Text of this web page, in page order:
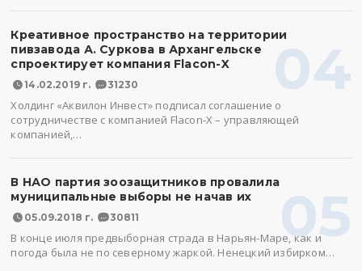
04
Креативное пространство на территории
пивзавода А. Суркова в Архангельске
спроектирует компания Flacon-X
14.02.2019 г. 31230
Холдинг «Аквилон Инвест» подписал соглашение о
сотрудничестве с компанией Flacon-X – управляющей
компанией,…
05
В НАО партия зоозащитников провалила
муниципальные выборы не начав их
05.09.2018 г. 30811
В конце июля предвыборная страда в Нарьян-Маре, как и
погода была не по северному жаркой. Ненецкий избирком…